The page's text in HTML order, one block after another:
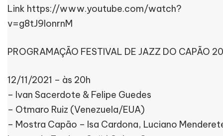
Link https://www.youtube.com/watch?
v=g8tJ9lonrnM
PROGRAMAÇÃO FESTIVAL DE JAZZ DO CAPÃO
12/11/2021 – às 20h
– Ivan Sacerdote & Felipe Guedes
– Otmaro Ruiz (Venezuela/EUA)
– Mostra Capão – Isa Cardona, Luciano